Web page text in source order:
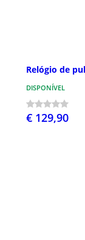
Relógio de
DISPONÍVEL
€ 129,90